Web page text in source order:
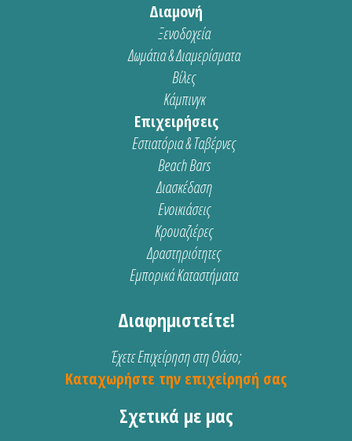
Διαμονή
Ξενοδοχεία
Δωμάτια & Διαμερίσματα
Βίλες
Κάμπινγκ
Επιχειρήσεις
Εστιατόρια & Ταβέρνες
Beach Bars
Διασκέδαση
Ενοικιάσεις
Κρουαζιέρες
Δραστηριότητες
Εμπορικά Καταστήματα
Διαφημιστείτε!
Έχετε Επιχείρηση στη Θάσο;
Καταχωρήστε την επιχείρησή σας
Σχετικά με μας